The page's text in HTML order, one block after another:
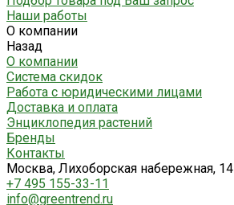
Наши работы
О компании
Назад
О компании
Система скидок
Работа с юридическими лицами
Доставка и оплата
Энциклопедия растений
Бренды
Контакты
Москва, Лихоборская набережная, 14
+7 495 155-33-11
info@greentrend.ru